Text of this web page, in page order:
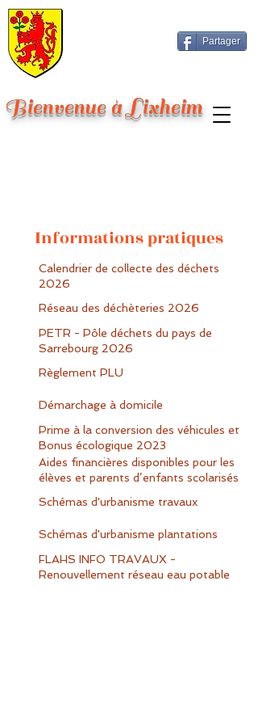
Partager
Bienvenue à Lixheim
Informations pratiques
Calendrier de collecte des déchets
2026
Réseau des déchèteries 2026
PETR - Pôle déchets du pays de
Sarrebourg 2026
Règlement PLU
Démarchage à domicile
Prime à la conversion des véhicules et
Bonus écologique 2023
Aides financières disponibles pour les
élèves et parents d’enfants scolarisés
Schémas d'urbanisme travaux
Schémas d'urbanisme plantations
FLAHS INFO TRAVAUX -
Renouvellement réseau eau potable